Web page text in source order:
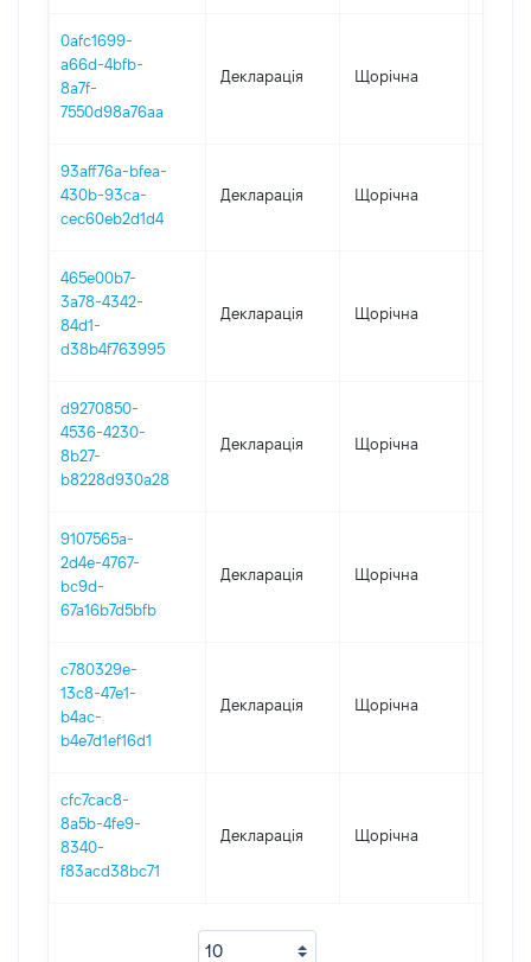
0afc1699-
a66d-4bfb-
8a7f-
7550d98a76aa
Декларація Щорічна
93aff76a-bfea-
430b-93ca-
cec60eb2d1d4
Декларація Щорічна
465e00b7-
3a78-4342-
84d1-
d38b4f763995
Декларація Щорічна
d9270850-
4536-4230-
8b27-
b8228d930a28
Декларація Щорічна
9107565a-
2d4e-4767-
bc9d-
67a16b7d5bfb
Декларація Щорічна
c780329e-
13c8-47e1-
b4ac-
b4e7d1ef16d1
Декларація Щорічна
cfc7cac8-
8a5b-4fe9-
8340-
f83acd38bc71
Декларація Щорічна